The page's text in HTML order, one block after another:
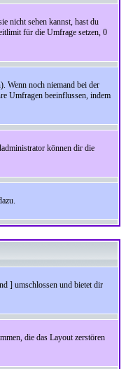
nicht sehen kannst, hast du
für die Umfrage setzen, 0
Wenn noch niemand bei der
Umfragen beeinflussen, indem
können dir die
] umschlossen und bietet dir
die das Layout zerstören